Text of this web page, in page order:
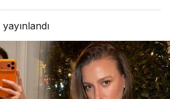
yayınlandı